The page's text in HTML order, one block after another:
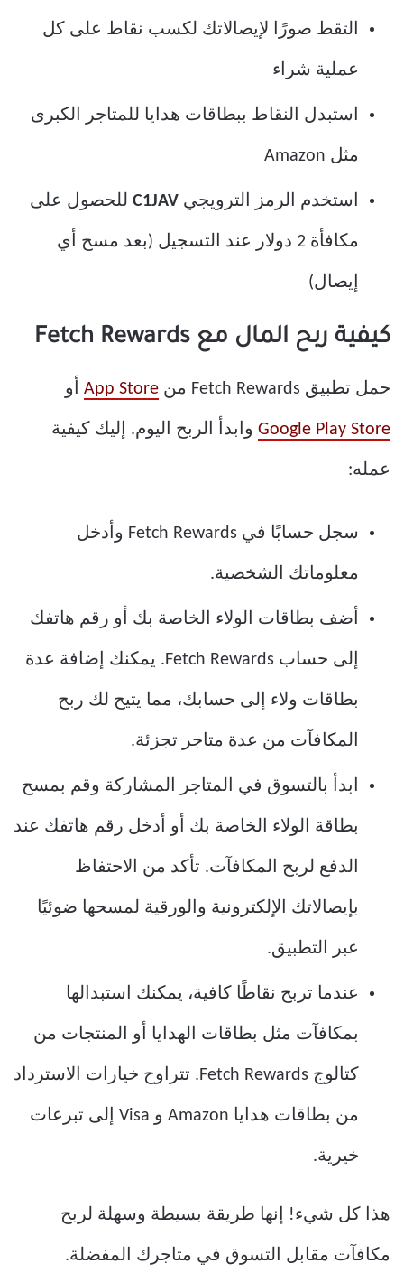
التقط صورًا لإيصالاتك لكسب نقاط على كل
عملية شراء
استبدل النقاط ببطاقات هدايا للمتاجر الكبرى
مثل Amazon
استخدم الرمز الترويجي C1JAV للحصول على
مكافأة 2 دولار عند التسجيل (بعد مسح أي
إيصال)
كيفية ربح المال مع Fetch Rewards
حمل تطبيق Fetch Rewards من App Store أو
Google Play Store وابدأ الربح اليوم. إليك كيفية
عمله:
سجل حسابًا في Fetch Rewards وأدخل
معلوماتك الشخصية.
أضف بطاقات الولاء الخاصة بك أو رقم هاتفك
إلى حساب Fetch Rewards. يمكنك إضافة عدة
بطاقات ولاء إلى حسابك، مما يتيح لك ربح
المكافآت من عدة متاجر تجزئة.
ابدأ بالتسوق في المتاجر المشاركة وقم بمسح
بطاقة الولاء الخاصة بك أو أدخل رقم هاتفك عند
الدفع لربح المكافآت. تأكد من الاحتفاظ
بإيصالاتك الإلكترونية والورقية لمسحها ضوئيًا
عبر التطبيق.
عندما تربح نقاطًا كافية، يمكنك استبدالها
بمكافآت مثل بطاقات الهدايا أو المنتجات من
كتالوج Fetch Rewards. تتراوح خيارات الاسترداد
من بطاقات هدايا Amazon و Visa إلى تبرعات
خيرية.
هذا كل شيء! إنها طريقة بسيطة وسهلة لربح
مكافآت مقابل التسوق في متاجرك المفضلة.